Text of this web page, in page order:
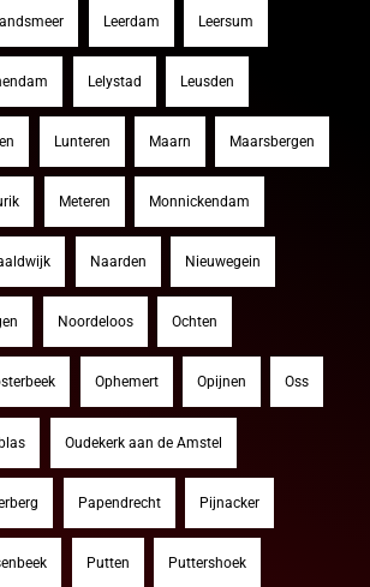
Leerdam Leersum
Lelystad Leusden
Lunteren Maarn Maarsbergen
Meteren Monnickendam
Naarden Nieuwegein
Noordeloos Ochten
Ophemert Opijnen Oss
Oudekerk aan de Amstel
Papendrecht Pijnacker
Putten Puttershoek